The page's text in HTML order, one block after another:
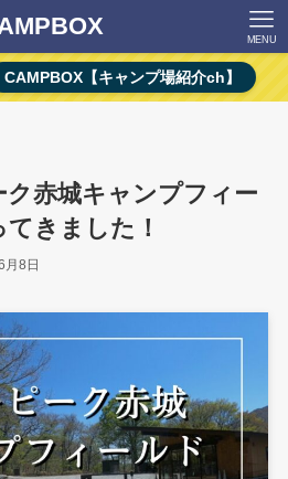
MENU
CAMPBOX【キャンプ場紹介ch】
ク赤城キャンプフィー
きました！
月8日